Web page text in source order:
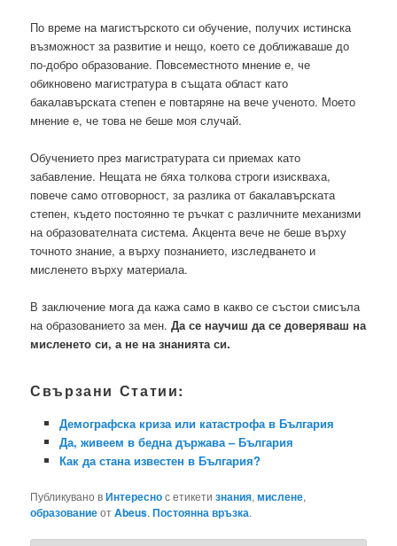
По време на магистърското си обучение, получих истинска
възможност за развитие и нещо, което се доближаваше до
по-добро образование. Повсеместното мнение е, че
обикновено магистратура в същата област като
бакалавърската степен е повтаряне на вече ученото. Моето
мнение е, че това не беше моя случай.
Обучението през магистратурата си приемах като
забавление. Нещата не бяха толкова строги изискваха,
повече само отговорност, за разлика от бакалавърската
степен, където постоянно те ръчкат с различните механизми
на образователната система. Акцента вече не беше върху
точното знание, а върху познанието, изследването и
мисленето върху материала.
В заключение мога да кажа само в какво се състои смисъла
на образованието за мен.Да се научиш да се доверяваш на
мисленето си, а не на знанията си.
Свързани Статии:
Демографска криза или катастрофа в България
Да, живеем в бедна държава – България
Как да стана известен в България?
Публикувано вИнтереснос етикетизнания,мислене,
образованиеотAbeus.Постоянна връзка.